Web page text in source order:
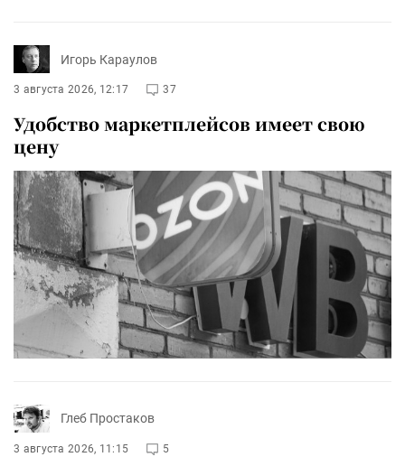
Игорь Караулов
3 августа 2026, 12:17 37
Удобство маркетплейсов имеет свою
цену
Глеб Простаков
3 августа 2026, 11:15 5